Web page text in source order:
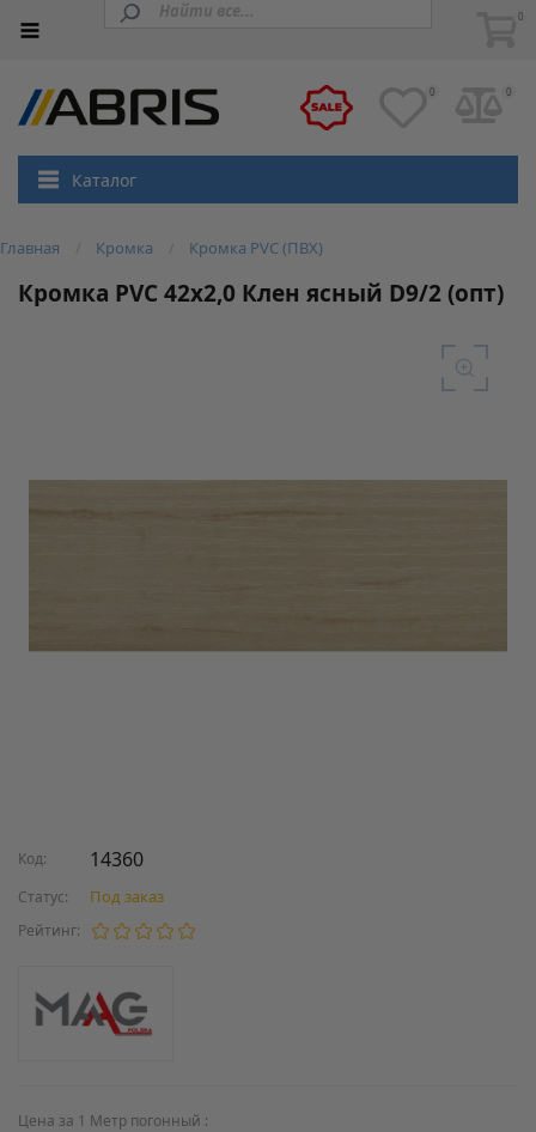
0
0 0
Каталог
Главная Кромка Кромка PVC (ПВХ)
Кромка PVC 42х2,0 Клен ясный D9/2 (опт)
Код: 14360
Статус: Под заказ
Рейтинг:
Цена за 1 Метр погонный :